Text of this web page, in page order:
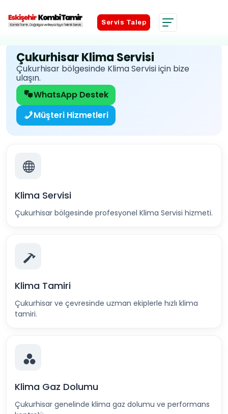
Servis Talep
Servis Talep
Çukurhisar Klima Servisi
Çukurhisar bölgesinde Klima Servisi için bize
ulaşın.
WhatsApp Destek
Müşteri Hizmetleri
Klima Servisi
Çukurhisar bölgesinde profesyonel Klima Servisi hizmeti.
Klima Tamiri
Çukurhisar ve çevresinde uzman ekiplerle hızlı klima
tamiri.
Klima Gaz Dolumu
Çukurhisar genelinde klima gaz dolumu ve performans